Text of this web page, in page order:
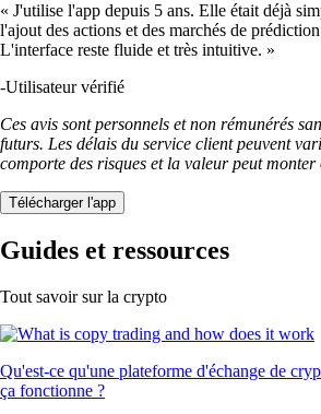
« J'utilise l'app depuis 5 ans. Elle était déjà
l'ajout des actions et des marchés de
L'interface reste fluide et très intuitive. »
-Utilisateur vérifié
Ces avis sont personnels et non rémunérés
futurs. Les délais du service client peuvent
comporte des risques et la valeur peut monter
Télécharger l'app
Guides et ressources
Tout savoir sur la crypto
Qu'est-ce qu'une plateforme d'échange de
ça fonctionne ?